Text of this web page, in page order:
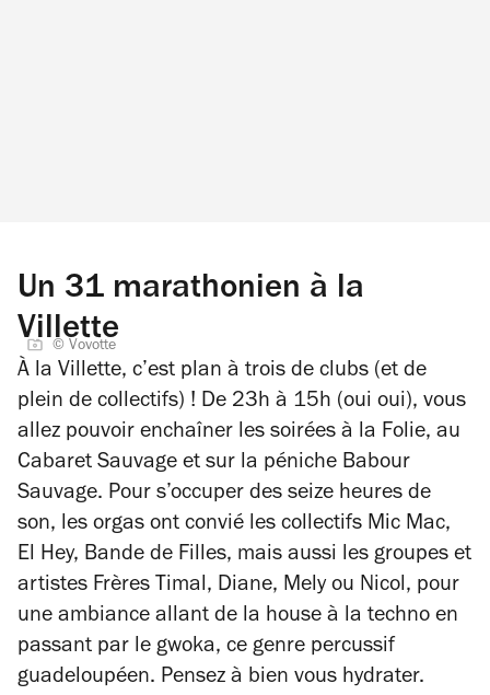
Un 31 marathonien à la
Villette
© Vovotte
À la Villette, c’est plan à trois de clubs (et de
plein de collectifs) ! De 23h à 15h (oui oui), vous
allez pouvoir enchaîner les soirées à la Folie, au
Cabaret Sauvage et sur la péniche Babour
Sauvage. Pour s’occuper des seize heures de
son, les orgas ont convié les collectifs Mic Mac,
El Hey, Bande de Filles, mais aussi les groupes et
artistes Frères Timal, Diane, Mely ou Nicol, pour
une ambiance allant de la house à la techno en
passant par le gwoka, ce genre percussif
guadeloupéen. Pensez à bien vous hydrater.